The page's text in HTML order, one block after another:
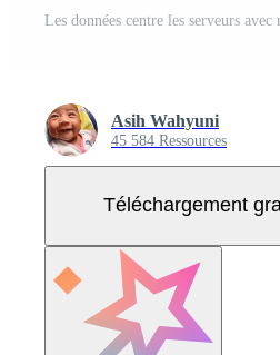
Asih Wahyuni
45 584 Ressources
Téléchargement